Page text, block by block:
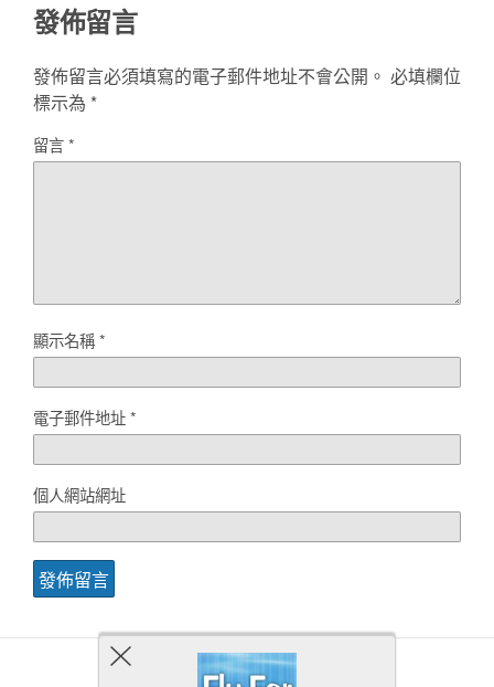
發佈留言
發佈留言必須填寫的電子郵件地址不會公開。 必填欄位
標示為 *
留言*
顯示名稱*
電子郵件地址*
個人網站網址